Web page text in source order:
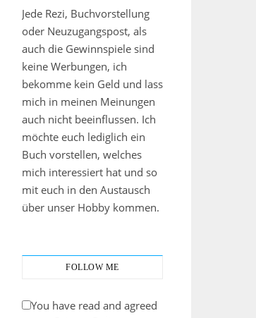
Jede Rezi, Buchvorstellung
oder Neuzugangspost, als
auch die Gewinnspiele sind
keine Werbungen, ich
bekomme kein Geld und lass
mich in meinen Meinungen
auch nicht beeinflussen. Ich
möchte euch lediglich ein
Buch vorstellen, welches
mich interessiert hat und so
mit euch in den Austausch
über unser Hobby kommen.
FOLLOW ME
You have read and agreed